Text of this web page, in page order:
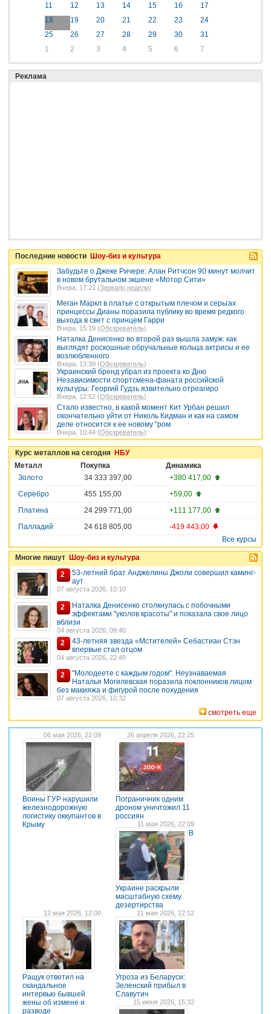
11
12 13 14 15 16
17
18
19 20 21 22 23
24
25
26 27 28 29 30
31
1
2 3 4 5 6 7
Реклама
Последние новости Шоу-биз и культура
Забудьте о Джеке Ричере: Алан Ритчсон 90 минут молчит
в новом брутальном экшене «Мотор Сити»
Вчера, 17:21 (Зеркало недели)
Меган Маркл в платье с открытым плечом и серьгах
принцессы Дианы поразила публику во время редкого
выхода в свет с принцем Гарри
Вчера, 15:19 (Обозреватель)
Наталка Денисенко во второй раз вышла замуж: как
выглядят роскошные обручальные кольца актрисы и ее
возлюбленного
Вчера, 13:39 (Обозреватель)
Украинский бренд убрал из проекта ко Дню
Независимости спортсмена-фаната российской
культуры: Георгий Гудзь язвительно отреагиро
Вчера, 12:52 (Обозреватель)
Стало известно, в какой момент Кит Урбан решил
окончательно уйти от Николь Кидман и как на самом
деле относится к ее новому "ром
Вчера, 10:44 (Обозреватель)
Курс металлов на сегодня НБУ
Металл
Покупка
Динамика
Золото
34 333 397,00
+380 417,00
Серебро
455 155,00
+59,00
Платина
24 299 771,00
+111 177,00
Палладий
24 618 805,00
-419 443,00
Все курсы
Многие пишут Шоу-биз и культура
2
53-летний брат Анджелины Джоли совершил каминг-
аут
07 августа 2026, 10:10
2
Наталка Денисенко столкнулась с побочными
эффектами "уколов красоты" и показала свое лицо
вблизи
04 августа 2026, 09:40
2
43-летняя звезда «Мстителей» Себастиан Стэн
впервые стал отцом
04 августа 2026, 22:49
2
"Молодеете с каждым годом". Неузнаваемая
Наталья Могилевская поразила поклонников лицом
без макияжа и фигурой после похудения
07 августа 2026, 10:32
смотреть еще
06 мая 2026, 22:09
Воины ГУР нарушили
железнодорожную
логистику оккупантов в
Крыму
26 апреля 2026, 22:25
Пограничник одним
дроном уничтожил 11
россиян
11 мая 2026, 22:09
В
Украине раскрыли
масштабную схему
дезертирства
12 мая 2026, 12:00
Ращук ответил на
скандальное
интервью бывшей
жены об измене и
разводе
21 мая 2026, 22:12
Угроза из Беларуси:
Зеленский прибыл в
Славутич
15 июня 2026, 15:32